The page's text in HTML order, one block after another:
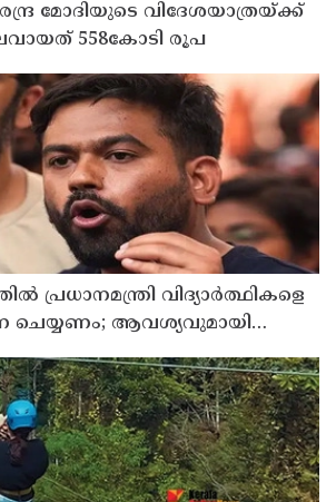
മോദിയുടെ വിദേശയാത്രയ്ക്ക്
558കോടി രൂപ
പ്രധാനമന്ത്രി വിദ്യാര്‍ത്ഥികളെ
ആവശ്യവുമായി